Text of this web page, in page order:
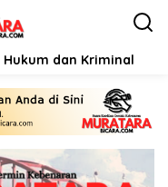
Hukum dan Kriminal